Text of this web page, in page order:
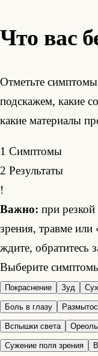
Что вас
Отметьте
подскажем, какие
какие материалы
1 Симптомы
2 Результаты
!
Важно: при резкой
зрения, травме или
ждите,
Выберите
Покраснение Зуд
Боль в глазу
Вспышки света Ореолы
Сужение поля зрения